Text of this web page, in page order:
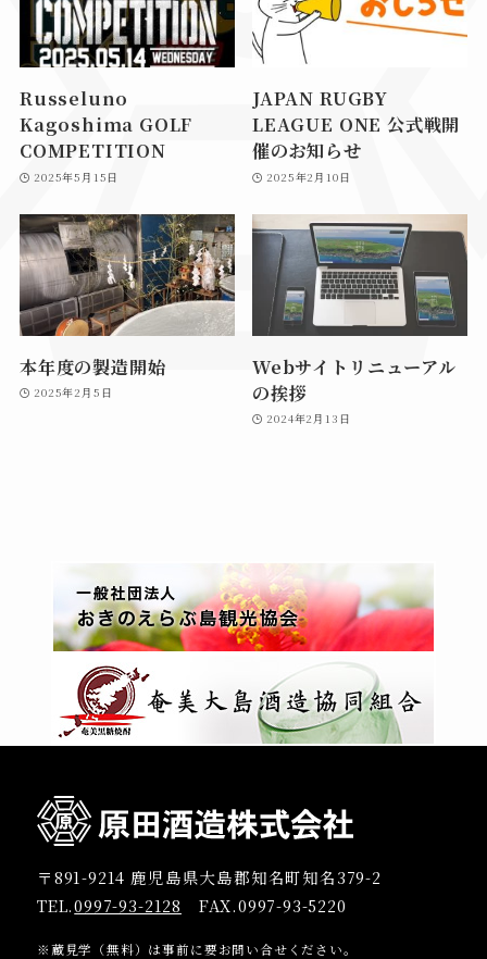
Russeluno
Kagoshima GOLF
COMPETITION
2025年5月15日
JAPAN RUGBY
LEAGUE ONE 公式戦開
催のお知らせ
2025年2月10日
本年度の製造開始
2025年2月5日
Webサイトリニューアル
の挨拶
2024年2月13日
〒891-9214 鹿児島県大島郡知名町知名379-2
TEL.0997-93-2128 FAX.0997-93-5220
※蔵見学（無料）は事前に要お問い合せください。